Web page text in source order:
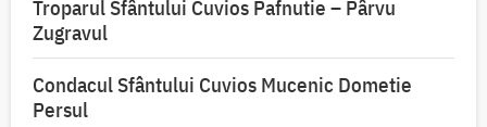
Troparul Sfântului Cuvios Pafnutie – Pârvu
Zugravul
Condacul Sfântului Cuvios Mucenic Dometie
Persul